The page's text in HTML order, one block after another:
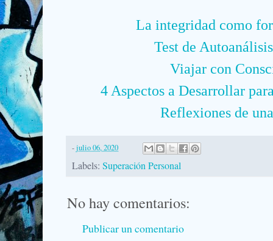
La integridad como
Test de
Viajar con
4 Aspectos a Desarrollar
Reflexiones de
-julio 06, 2020
Labels: Superación Personal
No hay comentarios:
Publicar un comentario